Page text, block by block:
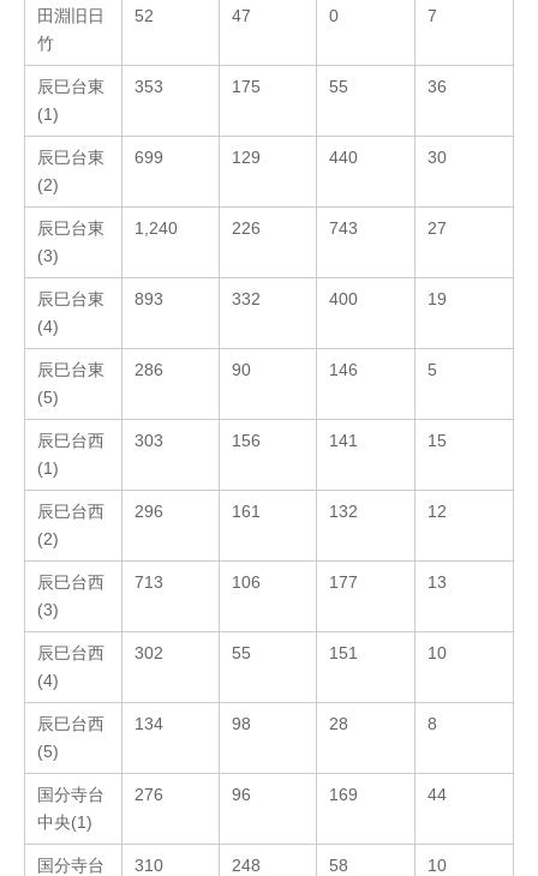
田淵旧日
竹
52 47 0 7
辰巳台東
(1)
353 175 55 36
辰巳台東
(2)
699 129 440 30
辰巳台東
(3)
1,240 226 743 27
辰巳台東
(4)
893 332 400 19
辰巳台東
(5)
286 90 146 5
辰巳台西
(1)
303 156 141 15
辰巳台西
(2)
296 161 132 12
辰巳台西
(3)
713 106 177 13
辰巳台西
(4)
302 55 151 10
辰巳台西
(5)
134 98 28 8
国分寺台
中央(1)
276 96 169 44
国分寺台
310 248 58 10